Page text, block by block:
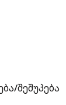
შეშუპება